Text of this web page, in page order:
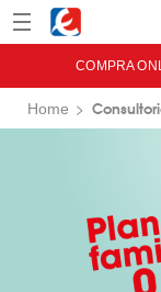
Menú Eroski
COMPRA
Home